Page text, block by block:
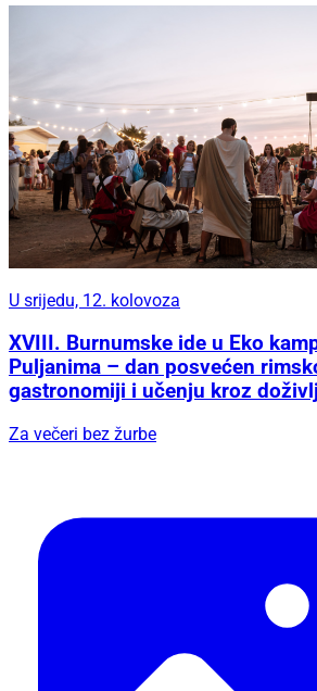
U srijedu, 12. kolovoza
XVIII. Burnumske ide u Eko
Puljanima – dan posvećen
gastronomiji i učenju kroz
Za večeri bez žurbe